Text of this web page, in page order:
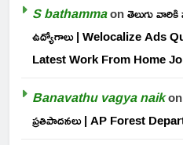
S bathammaonతెలుగు
ఉద్యోగాలు | Welocalize Ads
Latest Work From Home
Banavathu vagya naikon
ప్రతిపాదనలు | AP Forest